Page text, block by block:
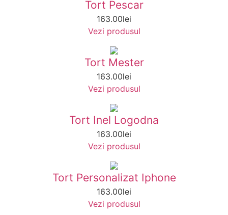
Tort Pescar
163.00lei
Vezi produsul
Tort Mester
163.00lei
Vezi produsul
Tort Inel Logodna
163.00lei
Vezi produsul
Tort Personalizat Iphone
163.00lei
Vezi produsul